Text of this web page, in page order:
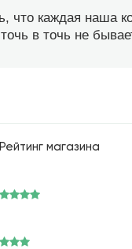
что каждая наша
в точь не
Рейтинг магазина